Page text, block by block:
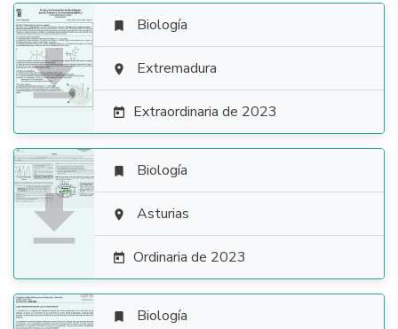

 Biología
 Extremadura
 Extraordinaria de 2023

 Biología
 Asturias
 Ordinaria de 2023
 Biología